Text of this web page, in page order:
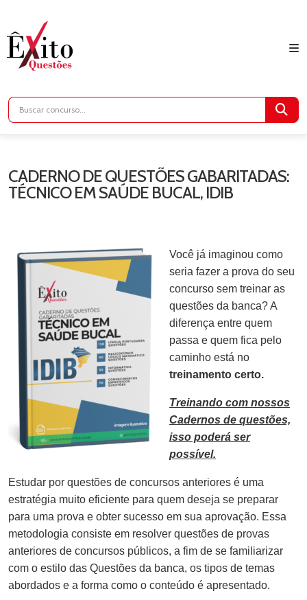
CADERNO DE QUESTÕES GABARITADAS:
TÉCNICO EM SAÚDE BUCAL, IDIB
Você já imaginou como
seria fazer a prova do seu
concurso sem treinar as
questões da banca? A
diferença entre quem
passa e quem fica pelo
caminho está no
treinamento certo.
Treinando com nossos
Cadernos de questões,
isso poderá ser
possível.
Estudar por questões de concursos anteriores é uma
estratégia muito eficiente para quem deseja se preparar
para uma prova e obter sucesso em sua aprovação. Essa
metodologia consiste em resolver questões de provas
anteriores de concursos públicos, a fim de se familiarizar
com o estilo das Questões da banca, os tipos de temas
abordados e a forma como o conteúdo é apresentado.